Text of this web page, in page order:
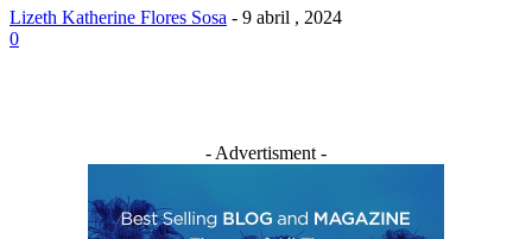
Lizeth Katherine Flores Sosa - 9 abril , 2024
0
- Advertisment -